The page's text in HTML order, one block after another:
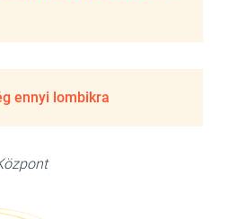
ennyi lombikra